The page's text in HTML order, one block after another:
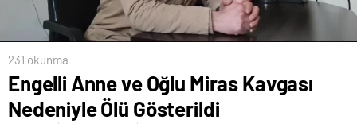
231 okunma
Engelli Anne ve Oğlu Miras Kavgası
Nedeniyle Ölü Gösterildi